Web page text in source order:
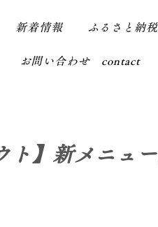
新着情報 ふるさと納税
お問い合わせ contact
ト】新メニュ